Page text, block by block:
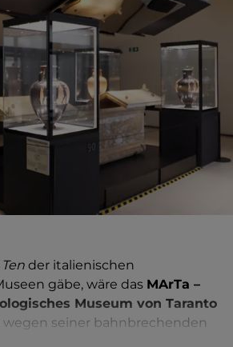
der italienischen
gäbe, wäre das MArTa –
Museum von Taranto
wegen seiner bahnbrechenden